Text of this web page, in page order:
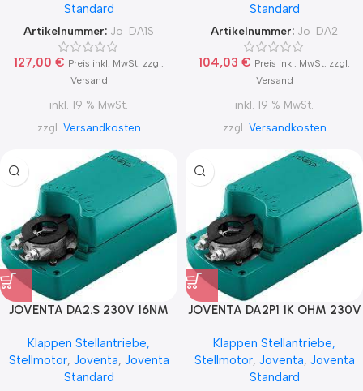
Standard
Artikelnummer: Jo-DA1S
127,00 € Preis inkl. MwSt. zzgl.
Versand
inkl. 19 % MwSt.
zzgl. Versandkosten
Standard
Artikelnummer: Jo-DA2
104,03 € Preis inkl. MwSt. zzgl.
Versand
inkl. 19 % MwSt.
zzgl. Versandkosten
JOVENTA DA2.S 230V 16NM
ENDLAGENSCHALTER
Klappen Stellantriebe,
Stellmotor, Joventa, Joventa
Standard
JOVENTA DA2P1 1K OHM 230V
Klappen Stellantriebe,
Stellmotor, Joventa, Joventa
Standard